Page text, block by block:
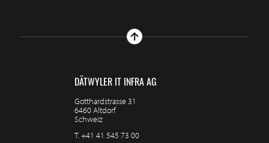
DÄTWYLER IT INFRA AG
Gotthardstrasse 31
6460 Altdorf
Schweiz
T.+41 41 545 73 00